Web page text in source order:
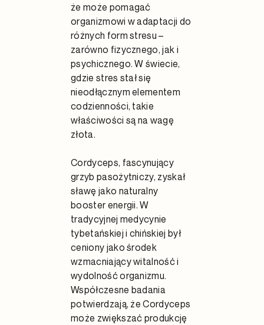
że może pomagać
organizmowi w adaptacji do
różnych form stresu –
zarówno fizycznego, jak i
psychicznego. W świecie,
gdzie stres stał się
nieodłącznym elementem
codzienności, takie
właściwości są na wagę
złota.
Cordyceps, fascynujący
grzyb pasożytniczy, zyskał
sławę jako naturalny
booster energii. W
tradycyjnej medycynie
tybetańskiej i chińskiej był
ceniony jako środek
wzmacniający witalność i
wydolność organizmu.
Współczesne badania
potwierdzają, że Cordyceps
może zwiększać produkcję